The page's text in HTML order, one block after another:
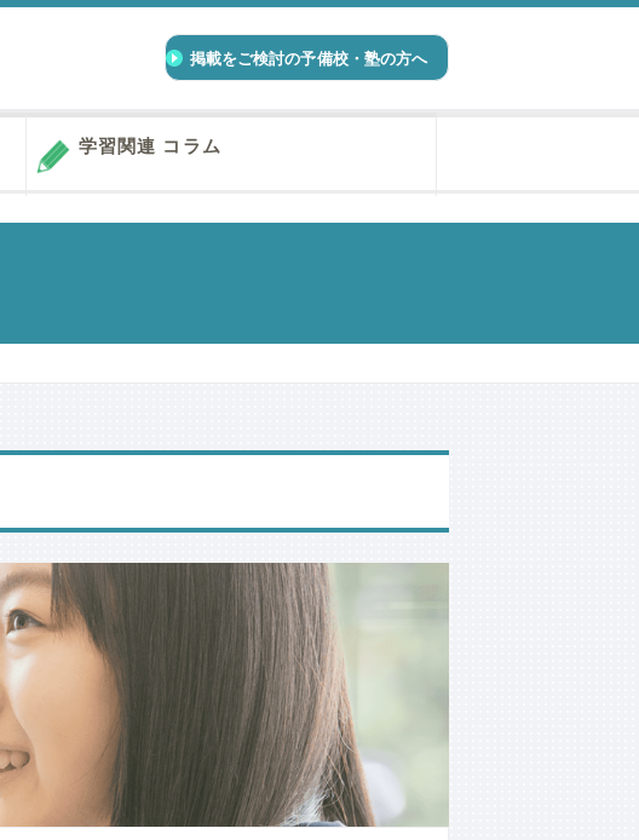
掲載をご検討の予備校・塾の方へ
学習関連 コラム